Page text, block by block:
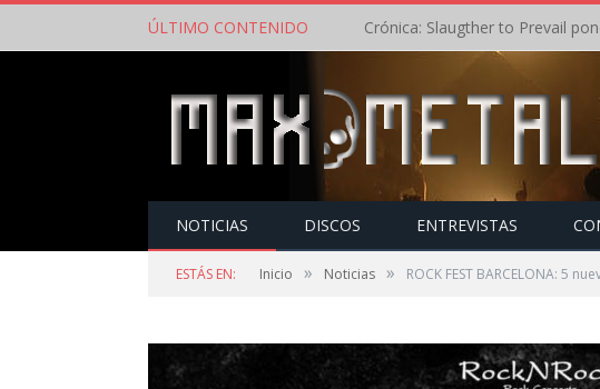
ÚLTIMO CONTENIDO
NOTICIAS DISCOS ENTREVISTAS
ESTÁS EN: Inicio » Noticias » ROCK FEST BARCELONA: 5